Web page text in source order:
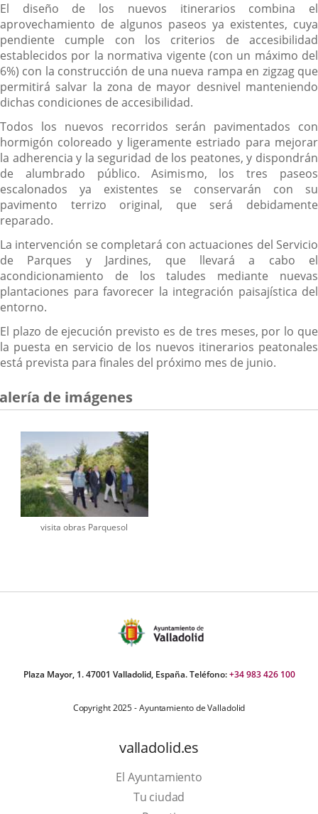
El diseño de los nuevos itinerarios combina el
aprovechamiento de algunos paseos ya existentes, cuya
pendiente cumple con los criterios de accesibilidad
establecidos por la normativa vigente (con un máximo del
6%) con la construcción de una nueva rampa en zigzag que
permitirá salvar la zona de mayor desnivel manteniendo
dichas condiciones de accesibilidad.
Todos los nuevos recorridos serán pavimentados con
hormigón coloreado y ligeramente estriado para mejorar
la adherencia y la seguridad de los peatones, y dispondrán
de alumbrado público. Asimismo, los tres paseos
escalonados ya existentes se conservarán con su
pavimento terrizo original, que será debidamente
reparado.
La intervención se completará con actuaciones del Servicio
de Parques y Jardines, que llevará a cabo el
acondicionamiento de los taludes mediante nuevas
plantaciones para favorecer la integración paisajística del
entorno.
El plazo de ejecución previsto es de tres meses, por lo que
la puesta en servicio de los nuevos itinerarios peatonales
está prevista para finales del próximo mes de junio.
de imágenes
visita obras Parquesol
Plaza Mayor, 1. 47001 Valladolid, España. Teléfono:+34 983 426 100
Copyright 2025 - Ayuntamiento de Valladolid
valladolid.es
El Ayuntamiento
Tu ciudad